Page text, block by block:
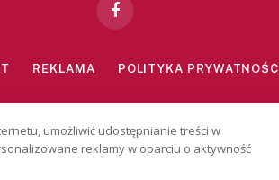
Facebook
REKLAMA POLITYKA PRYWATNOŚCI
umożliwić udostępnianie treści w
reklamy w oparciu o aktywność